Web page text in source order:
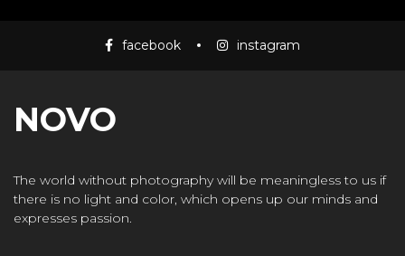
facebook instagram
NOVO
The world without photography will be meaningless to us if
there is no light and color, which opens up our minds and
expresses passion.